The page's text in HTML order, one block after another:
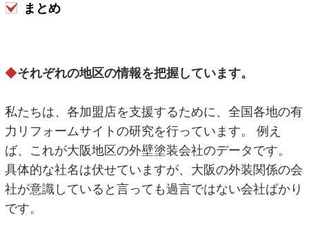
まとめ
◆それぞれの地区の情報を把握しています。
私たちは、各加盟店を支援するために、全国各地の有
力リフォームサイトの研究を行っています。 例え
ば、これが大阪地区の外壁塗装会社のデータです。
具体的な社名は伏せていますが、大阪の外装関係の会
社が意識していると言っても過言ではない会社ばかり
です。